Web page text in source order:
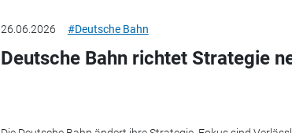
26.06.2026 #Deutsche Bahn
Deutsche Bahn richtet Strategie